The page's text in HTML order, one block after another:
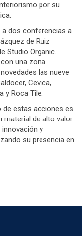
por su
a dos conferencias a
de Ruiz
Studio Organic.
una zona
las nueve
Cevica,
y Roca Tile.
de estas acciones es
material de alto valor
innovación y
su presencia en